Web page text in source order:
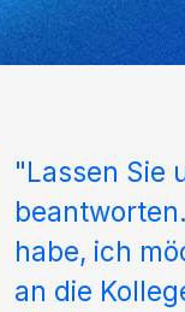
"Lassen Sie
habe, ich
an die